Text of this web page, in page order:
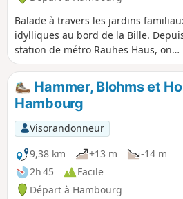
Balade à travers les jardins
idylliques au bord de la Bille.
station de métro Rauhes Haus, on
traverse le Mittelkanal et le
pour rejoindre l'île de Billerhuder, où
trouve l'un des plus beaux jardins
familiaux de Hambourg, juste au
de la Bille. On continue ensuite à
travers d'autres jolis jardins familiaux
avant de revenir à la station de
Hammer, Blohms et
Hambourg
Visorandonneur
9,38 km
+13 m
-14 m
2h 45
Facile
Départ à Hambourg